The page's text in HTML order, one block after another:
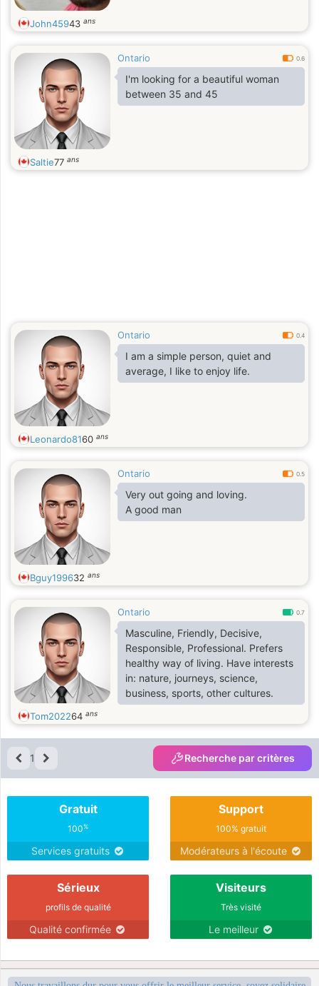
John45943 ans
Ontario 0.6
I'm looking for a beautiful woman
between 35 and 45
Saltie77 ans
Ontario 0.4
I am a simple person, quiet and
average, I like to enjoy life.
Leonardo8160 ans
Ontario 0.5
Very out going and loving.
A good man
Bguy199632 ans
Ontario 0.7
Masculine, Friendly, Decisive,
Responsible, Professional. Prefers
healthy way of living. Have interests
in: nature, journeys, science,
business, sports, other cultures.
Tom202264 ans
1 Recherche par critères
Gratuit
100%
Services gratuits
Support
100% gratuit
Modérateurs à l'écoute
Sérieux
profils de qualité
Qualité confirmée
Visiteurs
Très visité
Le meilleur